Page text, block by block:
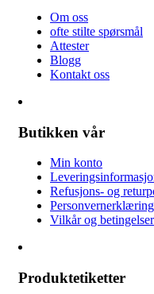
Om oss
ofte stilte spørsmål
Attester
Blogg
Kontakt oss
Butikken vår
Min konto
Refusjons- og
Personvernerklæring
Vilkår og betingelser
Produktetiketter